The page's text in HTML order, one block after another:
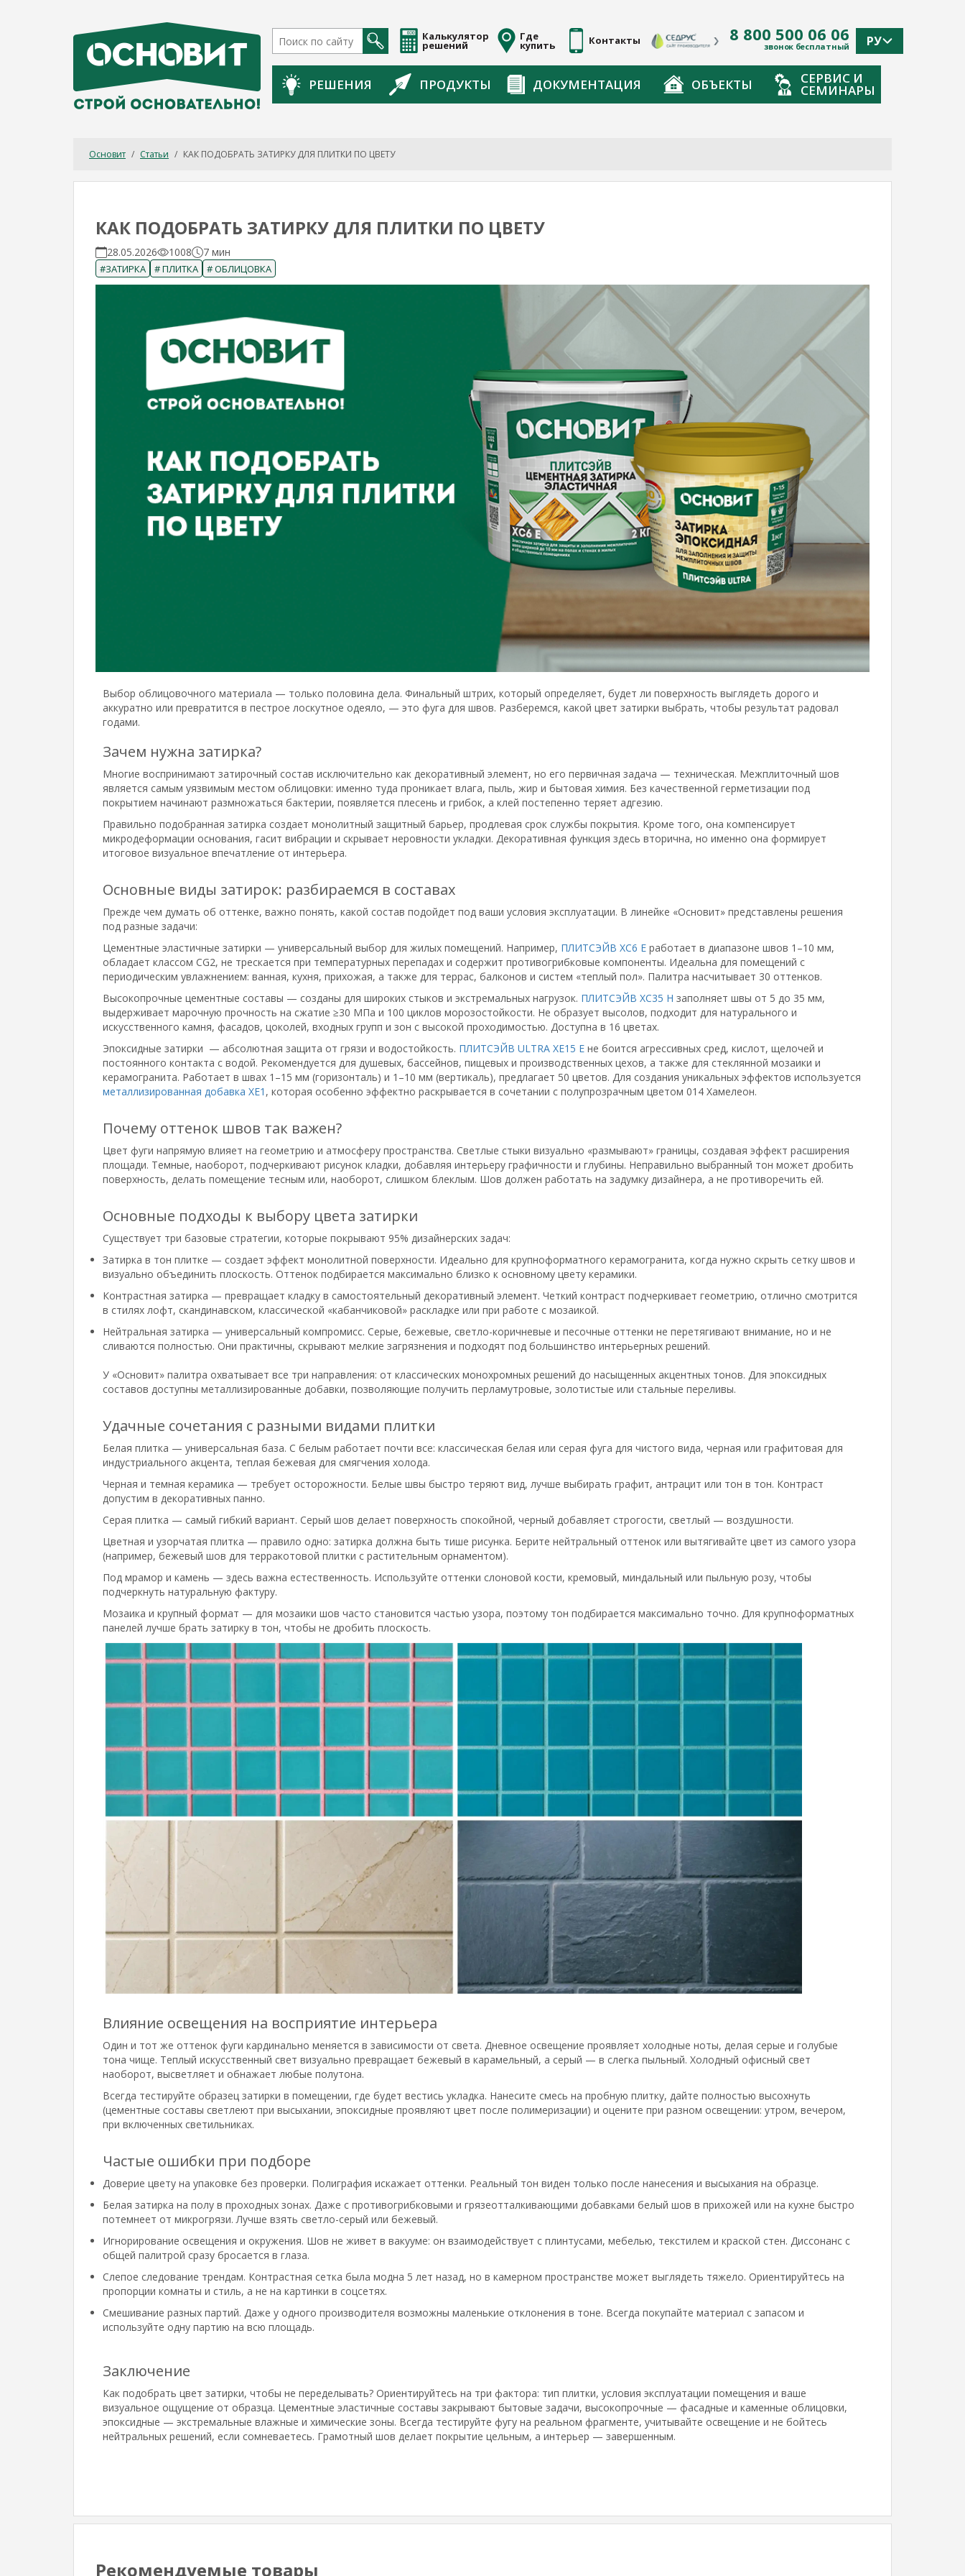
Калькулятор
решений
Где
купить Контакты 8 800 500 06 06
звонок бесплатный РУ
РЕШЕНИЯ ПРОДУКТЫ ДОКУМЕНТАЦИЯ ОБЪЕКТЫ СЕРВИС И
СЕМИНАРЫ
Основит / Статьи / КАК ПОДОБРАТЬ ЗАТИРКУ ДЛЯ ПЛИТКИ ПО ЦВЕТУ
КАК ПОДОБРАТЬ ЗАТИРКУ ДЛЯ ПЛИТКИ ПО ЦВЕТУ
28.05.2026 1008 7 мин
#ЗАТИРКА # ПЛИТКА # ОБЛИЦОВКА
Выбор облицовочного материала — только половина дела. Финальный штрих, который определяет, будет ли поверхность выглядеть дорого и
аккуратно или превратится в пестрое лоскутное одеяло, — это фуга для швов. Разберемся, какой цвет затирки выбрать, чтобы результат радовал
годами.
Зачем нужна затирка?
Многие воспринимают затирочный состав исключительно как декоративный элемент, но его первичная задача — техническая. Межплиточный шов
является самым уязвимым местом облицовки: именно туда проникает влага, пыль, жир и бытовая химия. Без качественной герметизации под
покрытием начинают размножаться бактерии, появляется плесень и грибок, а клей постепенно теряет адгезию.
Правильно подобранная затирка создает монолитный защитный барьер, продлевая срок службы покрытия. Кроме того, она компенсирует
микродеформации основания, гасит вибрации и скрывает неровности укладки. Декоративная функция здесь вторична, но именно она формирует
итоговое визуальное впечатление от интерьера.
Основные виды затирок: разбираемся в составах
Прежде чем думать об оттенке, важно понять, какой состав подойдет под ваши условия эксплуатации. В линейке «Основит» представлены решения
под разные задачи:
Цементные эластичные затирки — универсальный выбор для жилых помещений. Например, ПЛИТСЭЙВ XC6 E работает в диапазоне швов 1–10 мм,
обладает классом CG2, не трескается при температурных перепадах и содержит противогрибковые компоненты. Идеальна для помещений с
периодическим увлажнением: ванная, кухня, прихожая, а также для террас, балконов и систем «теплый пол». Палитра насчитывает 30 оттенков.
Высокопрочные цементные составы — созданы для широких стыков и экстремальных нагрузок. ПЛИТСЭЙВ XC35 H заполняет швы от 5 до 35 мм,
выдерживает марочную прочность на сжатие ≥30 МПа и 100 циклов морозостойкости. Не образует высолов, подходит для натурального и
искусственного камня, фасадов, цоколей, входных групп и зон с высокой проходимостью. Доступна в 16 цветах.
Эпоксидные затирки — абсолютная защита от грязи и водостойкость. ПЛИТСЭЙВ ULTRA XE15 E не боится агрессивных сред, кислот, щелочей и
постоянного контакта с водой. Рекомендуется для душевых, бассейнов, пищевых и производственных цехов, а также для стеклянной мозаики и
керамогранита. Работает в швах 1–15 мм (горизонталь) и 1–10 мм (вертикаль), предлагает 50 цветов. Для создания уникальных эффектов используется
металлизированная добавка XE1 , которая особенно эффектно раскрывается в сочетании с полупрозрачным цветом 014 Хамелеон.
Почему оттенок швов так важен?
Цвет фуги напрямую влияет на геометрию и атмосферу пространства. Светлые стыки визуально «размывают» границы, создавая эффект расширения
площади. Темные, наоборот, подчеркивают рисунок кладки, добавляя интерьеру графичности и глубины. Неправильно выбранный тон может дробить
поверхность, делать помещение тесным или, наоборот, слишком блеклым. Шов должен работать на задумку дизайнера, а не противоречить ей.
Основные подходы к выбору цвета затирки
Существует три базовые стратегии, которые покрывают 95% дизайнерских задач:
Затирка в тон плитке — создает эффект монолитной поверхности. Идеально для крупноформатного керамогранита, когда нужно скрыть сетку швов и
визуально объединить плоскость. Оттенок подбирается максимально близко к основному цвету керамики.
Контрастная затирка — превращает кладку в самостоятельный декоративный элемент. Четкий контраст подчеркивает геометрию, отлично смотрится
в стилях лофт, скандинавском, классической «кабанчиковой» раскладке или при работе с мозаикой.
Нейтральная затирка — универсальный компромисс. Серые, бежевые, светло-коричневые и песочные оттенки не перетягивают внимание, но и не
сливаются полностью. Они практичны, скрывают мелкие загрязнения и подходят под большинство интерьерных решений.
У «Основит» палитра охватывает все три направления: от классических монохромных решений до насыщенных акцентных тонов. Для эпоксидных
составов доступны металлизированные добавки, позволяющие получить перламутровые, золотистые или стальные переливы.
Удачные сочетания с разными видами плитки
Белая плитка — универсальная база. С белым работает почти все: классическая белая или серая фуга для чистого вида, черная или графитовая для
индустриального акцента, теплая бежевая для смягчения холода.
Черная и темная керамика — требует осторожности. Белые швы быстро теряют вид, лучше выбирать графит, антрацит или тон в тон. Контраст
допустим в декоративных панно.
Серая плитка — самый гибкий вариант. Серый шов делает поверхность спокойной, черный добавляет строгости, светлый — воздушности.
Цветная и узорчатая плитка — правило одно: затирка должна быть тише рисунка. Берите нейтральный оттенок или вытягивайте цвет из самого узора
(например, бежевый шов для терракотовой плитки с растительным орнаментом).
Под мрамор и камень — здесь важна естественность. Используйте оттенки слоновой кости, кремовый, миндальный или пыльную розу, чтобы
подчеркнуть натуральную фактуру.
Мозаика и крупный формат — для мозаики шов часто становится частью узора, поэтому тон подбирается максимально точно. Для крупноформатных
панелей лучше брать затирку в тон, чтобы не дробить плоскость.
Влияние освещения на восприятие интерьера
Один и тот же оттенок фуги кардинально меняется в зависимости от света. Дневное освещение проявляет холодные ноты, делая серые и голубые
тона чище. Теплый искусственный свет визуально превращает бежевый в карамельный, а серый — в слегка пыльный. Холодный офисный свет
наоборот, высветляет и обнажает любые полутона.
Всегда тестируйте образец затирки в помещении, где будет вестись укладка. Нанесите смесь на пробную плитку, дайте полностью высохнуть
(цементные составы светлеют при высыхании, эпоксидные проявляют цвет после полимеризации) и оцените при разном освещении: утром, вечером,
при включенных светильниках.
Частые ошибки при подборе
Доверие цвету на упаковке без проверки. Полиграфия искажает оттенки. Реальный тон виден только после нанесения и высыхания на образце.
Белая затирка на полу в проходных зонах. Даже с противогрибковыми и грязеотталкивающими добавками белый шов в прихожей или на кухне быстро
потемнеет от микрогрязи. Лучше взять светло-серый или бежевый.
Игнорирование освещения и окружения. Шов не живет в вакууме: он взаимодействует с плинтусами, мебелью, текстилем и краской стен. Диссонанс с
общей палитрой сразу бросается в глаза.
Слепое следование трендам. Контрастная сетка была модна 5 лет назад, но в камерном пространстве может выглядеть тяжело. Ориентируйтесь на
пропорции комнаты и стиль, а не на картинки в соцсетях.
Смешивание разных партий. Даже у одного производителя возможны маленькие отклонения в тоне. Всегда покупайте материал с запасом и
используйте одну партию на всю площадь.
Заключение
Как подобрать цвет затирки, чтобы не переделывать? Ориентируйтесь на три фактора: тип плитки, условия эксплуатации помещения и ваше
визуальное ощущение от образца. Цементные эластичные составы закрывают бытовые задачи, высокопрочные — фасадные и каменные облицовки,
эпоксидные — экстремальные влажные и химические зоны. Всегда тестируйте фугу на реальном фрагменте, учитывайте освещение и не бойтесь
нейтральных решений, если сомневаетесь. Грамотный шов делает покрытие цельным, а интерьер — завершенным.
Рекомендуемые товары